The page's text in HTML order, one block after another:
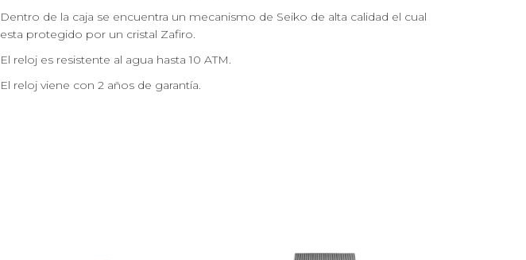
Dentro de la caja se encuentra un mecanismo de Seiko de alta calidad el cual
esta protegido por un cristal Zafiro.
El reloj es resistente al agua hasta 10 ATM.
El reloj viene con 2 años de garantía.